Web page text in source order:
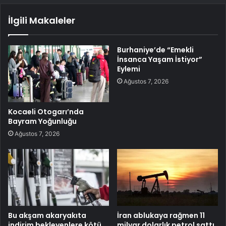
İlgili Makaleler
Kocaeli Otogarı’nda
Bayram Yoğunluğu
Ağustos 7, 2026
Burhaniye’de “Emekli
İnsanca Yaşam İstiyor”
Eylemi
Ağustos 7, 2026
Bu akşam akaryakıta
İran ablukaya rağmen 11